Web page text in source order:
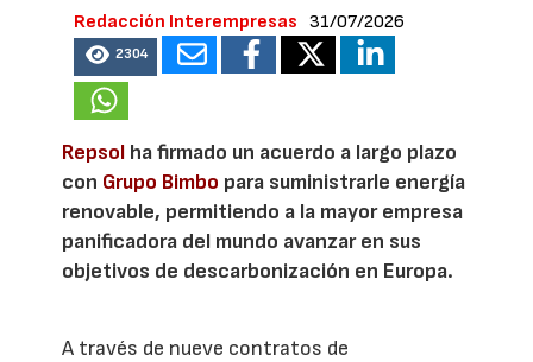
Redacción Interempresas 31/07/2026
2304
Repsol ha firmado un acuerdo a largo plazo
con Grupo Bimbo para suministrarle energía
renovable, permitiendo a la mayor empresa
panificadora del mundo avanzar en sus
objetivos de descarbonización en Europa.
A través de nueve contratos de